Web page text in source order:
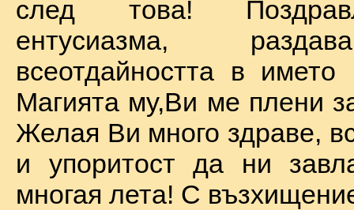
след това!
ентусиазма,
всеотдайността в името
Магията му,Ви ме плени
Желая Ви много здраве,
и упоритост да ни
многая лета! С